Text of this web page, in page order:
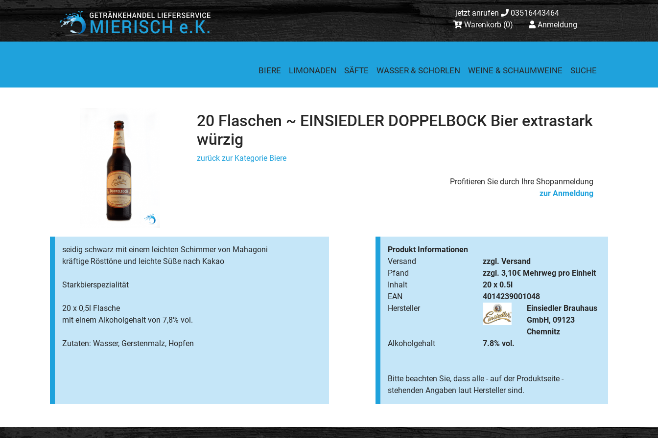
jetzt anrufen
03516443464
Warenkorb(0) Anmeldung
BIERE LIMONADEN SÄFTE WASSER & SCHORLEN WEINE & SCHAUMWEINE SUCHE
20 Flaschen ~ EINSIEDLER DOPPELBOCK Bier extrastark
würzig
zurück zur Kategorie Biere
Profitieren Sie durch Ihre Shopanmeldung
zur Anmeldung
seidig schwarz mit einem leichten Schimmer von Mahagoni
kräftige Rösttöne und leichte Süße nach Kakao
Starkbierspezialität
20 x 0,5l Flasche
mit einem Alkoholgehalt von 7,8% vol.
Zutaten: Wasser, Gerstenmalz, Hopfen
Produkt Informationen
Versand
zzgl. Versand
Pfand
zzgl. 3,10€ Mehrweg pro Einheit
Inhalt
20 x 0.5l
EAN
4014239001048
Hersteller
Einsiedler Brauhaus
GmbH, 09123
Chemnitz
Alkoholgehalt
7.8% vol.
Bitte beachten Sie, dass alle - auf der Produktseite -
stehenden Angaben laut Hersteller sind.